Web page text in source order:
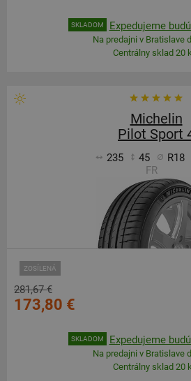
SKLADOM Expedujeme
Na predajni v Bratislave
Centrálny sklad 20
Michelin
Pilot Sport
235 45 R18
FR
ZOSÍLENÁ
281,67 €
173,80 €
SKLADOM Expedujeme
Na predajni v Bratislave
Centrálny sklad 20